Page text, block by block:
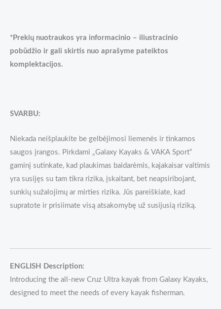
*Prekių nuotraukos yra informacinio – iliustracinio
pobūdžio ir gali skirtis nuo aprašyme pateiktos
komplektacijos.
SVARBU:
Niekada neišplaukite be gelbėjimosi liemenės ir tinkamos
saugos įrangos. Pirkdami „Galaxy Kayaks & VAKA Sport“
gaminį sutinkate, kad plaukimas baidarėmis, kajakaisar valtimis
yra susijęs su tam tikra rizika, įskaitant, bet neapsiribojant,
sunkių sužalojimų ar mirties rizika. Jūs pareiškiate, kad
supratote ir prisiimate visą atsakomybę už susijusią riziką.
ENGLISH Description:
Introducing the all-new Cruz Ultra kayak from Galaxy Kayaks,
designed to meet the needs of every kayak fisherman.